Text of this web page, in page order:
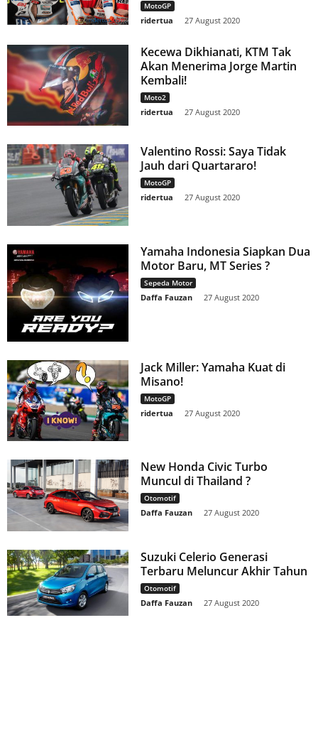
MotoGP
ridertua 27 August 2020
Kecewa Dikhianati, KTM Tak
Akan Menerima Jorge Martin
Kembali!
Moto2
ridertua 27 August 2020
Valentino Rossi: Saya Tidak
Jauh dari Quartararo!
MotoGP
ridertua 27 August 2020
Yamaha Indonesia Siapkan Dua
Motor Baru, MT Series ?
Sepeda Motor
Daffa Fauzan 27 August 2020
Jack Miller: Yamaha Kuat di
Misano!
MotoGP
ridertua 27 August 2020
New Honda Civic Turbo
Muncul di Thailand ?
Otomotif
Daffa Fauzan 27 August 2020
Suzuki Celerio Generasi
Terbaru Meluncur Akhir Tahun
Otomotif
Daffa Fauzan 27 August 2020